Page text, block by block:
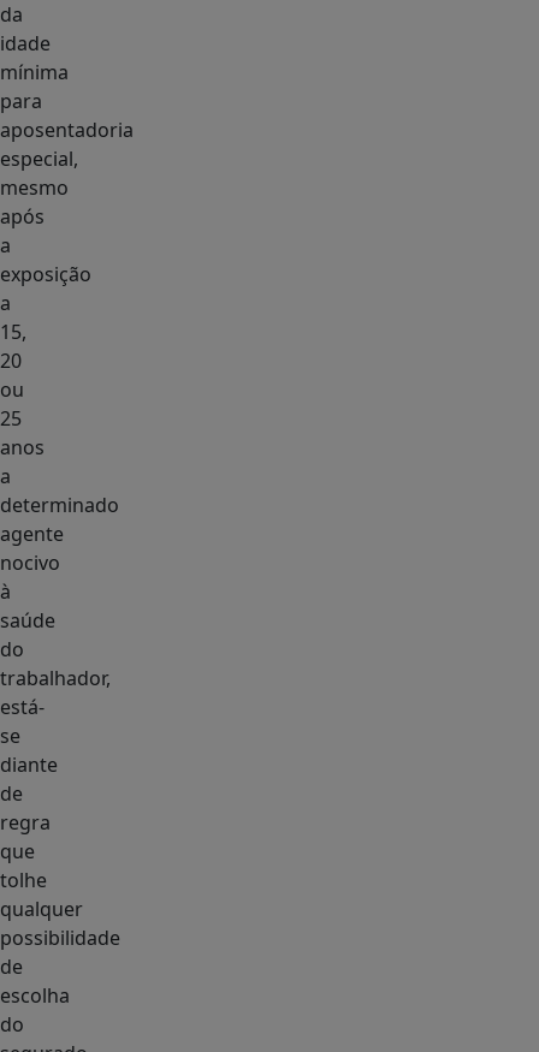
da
idade
mínima
para
aposentadoria
especial,
mesmo
após
a
exposição
a
15,
20
ou
25
anos
a
determinado
agente
nocivo
à
saúde
do
trabalhador,
está-
se
diante
de
regra
que
tolhe
qualquer
possibilidade
de
escolha
do